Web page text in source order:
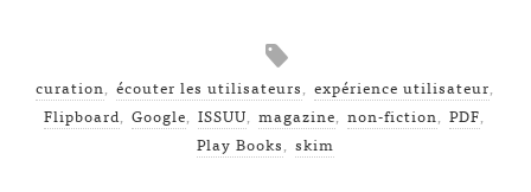
curation, écouter les utilisateurs, expérience utilisateur,
Flipboard, Google, ISSUU, magazine, non-fiction, PDF,
Play Books, skim